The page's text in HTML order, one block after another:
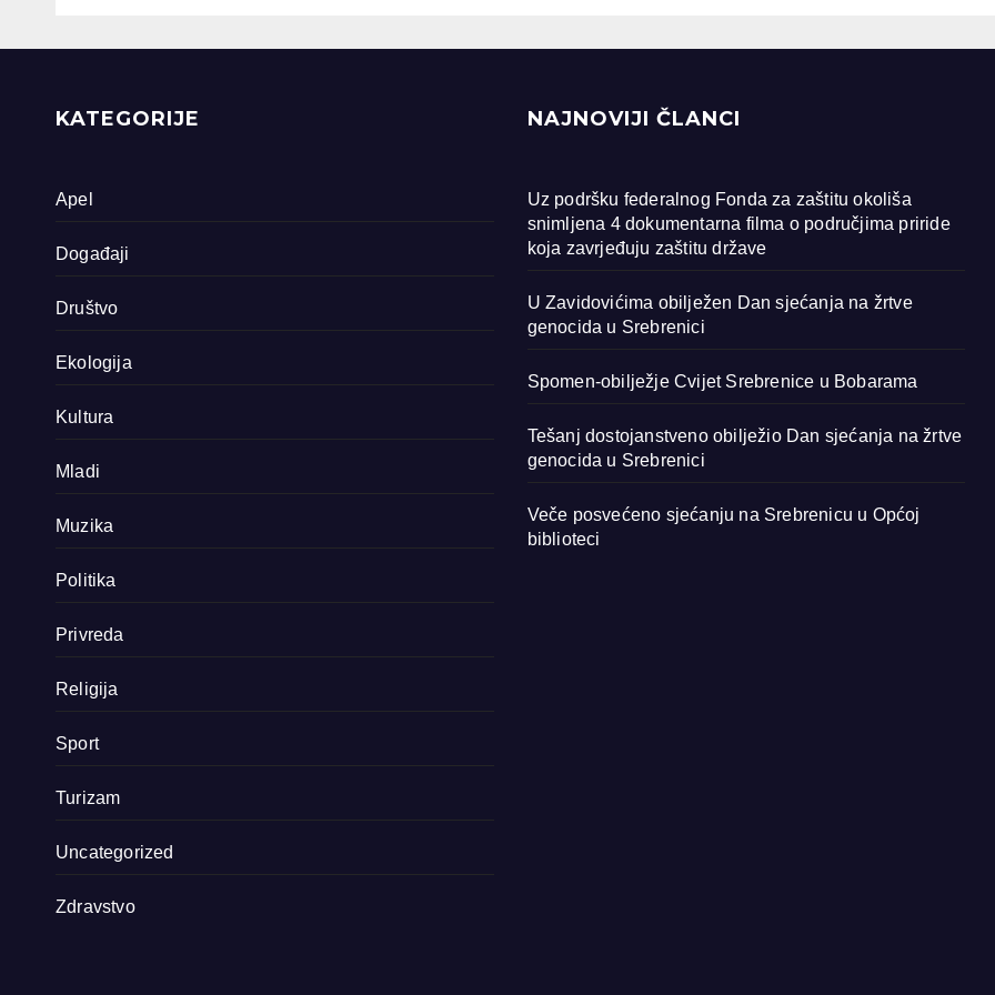
priride koja
države
KATEGORIJE
Apel
Događaji
Društvo
Ekologija
Kultura
Mladi
Muzika
Politika
Privreda
Religija
Sport
Turizam
Uncategorized
Zdravstvo
NAJNOVIJI ČLANCI
Uz podršku federalnog Fonda za zaštitu okoliša
snimljena 4 dokumentarna filma o područjima priride
koja zavrjeđuju zaštitu države
U Zavidovićima obilježen Dan sjećanja na žrtve
genocida u Srebrenici
Spomen-obilježje Cvijet Srebrenice u Bobarama
Tešanj dostojanstveno obilježio Dan sjećanja na žrtve
genocida u Srebrenici
Veče posvećeno sjećanju na Srebrenicu u Općoj
biblioteci